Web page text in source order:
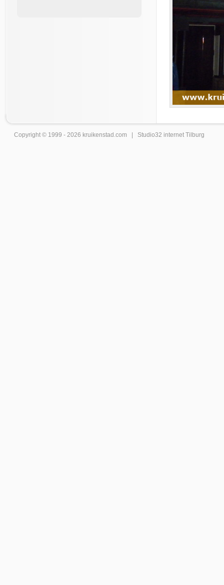
Copyright © 1999 - 2026 kruikenstad .com | Studio32 internet Tilburg